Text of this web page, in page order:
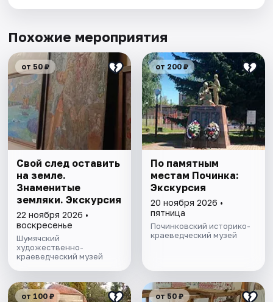
Похожие мероприятия
от 50 ₽
Свой след оставить
на земле.
Знаменитые
земляки. Экскурсия
22 ноября 2026 •
воскресенье
Шумячский
художественно-
краеведческий музей
от 200 ₽
По памятным
местам Починка:
Экскурсия
20 ноября 2026 •
пятница
Починковский историко-
краеведческий музей
от 100 ₽ от 50 ₽